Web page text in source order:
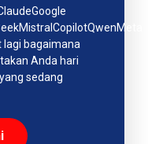
bagaimana
Anda hari
sedang